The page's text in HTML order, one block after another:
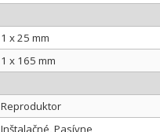
1 x 25 mm
1 x 165 mm
Reproduktor
Inštalačné, Pasívne